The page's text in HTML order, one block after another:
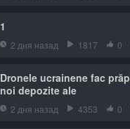
1
2 дня назад 1817 0
Dronele ucrainene fac
noi depozite ale
2 дня назад 4353 0